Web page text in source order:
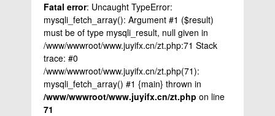
Fatal error: Uncaught TypeError:
mysqli_fetch_array(): Argument #1 ($result)
must be of type mysqli_result, null given in
/www/wwwroot/www.juyifx.cn/zt.php:71 Stack
trace: #0
/www/wwwroot/www.juyifx.cn/zt.php(71):
mysqli_fetch_array() #1 {main} thrown in
/www/wwwroot/www.juyifx.cn/zt.php on line
71